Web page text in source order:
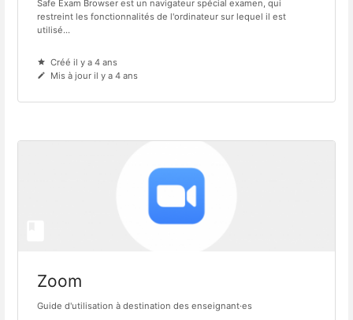
Safe Exam Browser est un navigateur spécial examen, qui
restreint les fonctionnalités de l'ordinateur sur lequel il est
utilisé...
Créé il y a 4 ans
Mis à jour il y a 4 ans
Zoom
Guide d'utilisation à destination des enseignant·es